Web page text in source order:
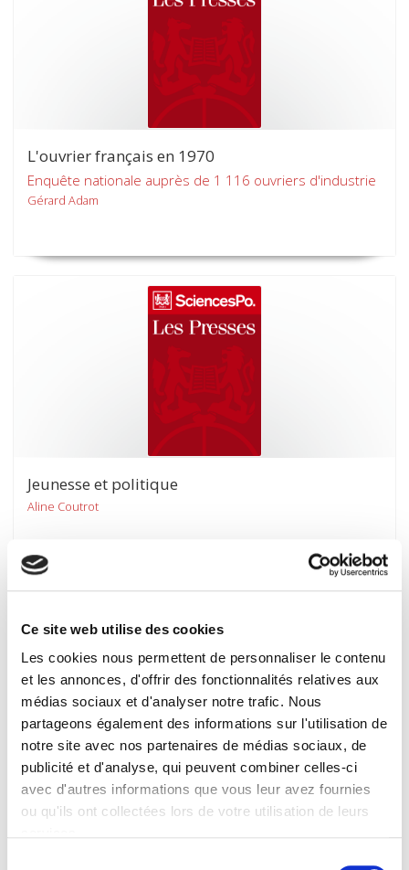
Ce site web utilise des cookies
Les cookies nous permettent de personnaliser le contenu
et les annonces, d'offrir des fonctionnalités relatives aux
médias sociaux et d'analyser notre trafic. Nous
partageons également des informations sur l'utilisation de
notre site avec nos partenaires de médias sociaux, de
publicité et d'analyse, qui peuvent combiner celles-ci
avec d'autres informations que vous leur avez fournies
ou qu'ils ont collectées lors de votre utilisation de leurs
L'ouvrier français en 1970
Enquête nationale auprès de 1 116 ouvriers d'industrie
Gérard Adam
Jeunesse et politique
Aline Coutrot
Jean-Marcel Jeanneney, Suzanne Quiers-Valette